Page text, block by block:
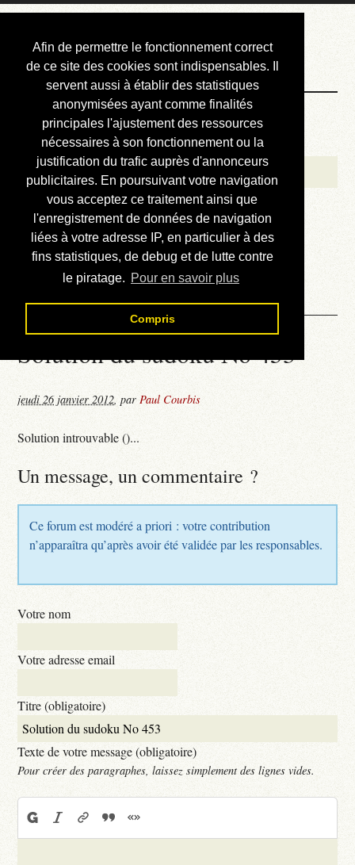
Afin de permettre le fonctionnement correct
de ce site des cookies sont indispensables. Il
servent aussi à établir des statistiques
anonymisées ayant comme finalités
principales l'ajustement des ressources
nécessaires à son fonctionnement ou la
justification du trafic auprès d'annonceurs
publicitaires. En poursuivant votre navigation
vous acceptez ce traitement ainsi que
l'enregistrement de données de navigation
liées à votre adresse IP, en particulier à des
fins statistiques, de debug et de lutte contre
le piratage. Pour en savoir plus
Compris
Courbis, « LE »
Blog Officiel
Bienvenue
Réalisations
Divers (et d’été)
Annonces
Liens externes
Téléchargement
Contact
Solution du sudoku No 453
jeudi 26 janvier 2012,parPaul Courbis
Solution introuvable ()...
Un message, un commentaire ?
Ce forum est modéré a priori : votre contribution
n’apparaîtra qu’après avoir été validée par les responsables.
Votre nom
Votre adresse email
Titre (obligatoire)
Texte de votre message (obligatoire)
Pour créer des paragraphes, laissez simplement des lignes vides.